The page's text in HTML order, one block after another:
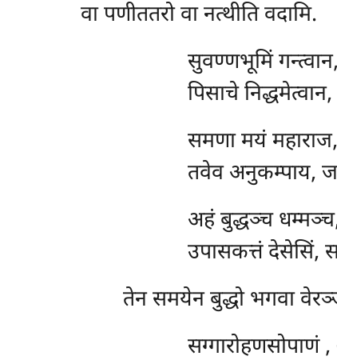
वा पणीततरो वा नत्थीति वदामि.
सुवण्णभूमिं
पिसाचे
समणामयं
तवेव अनुकम्पाय,
अहं बुद्धञ्च
उपासकत्तं देसेसिं,
तेनसमयेन बुद्धो भगवा
सग्गारोहणसोपाणं ,